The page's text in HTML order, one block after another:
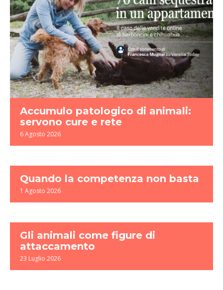
Accumulo patologico di animali:
servono cure e rete
6 Agosto 2026
Quando la competenza non basta
1 Agosto 2026
Gli animali come figure di
attaccamento
23 Luglio 2026